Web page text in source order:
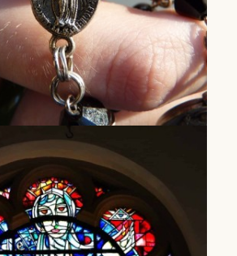
de Rozenkrans
van de rozenkrans.